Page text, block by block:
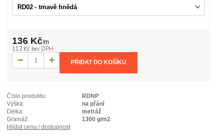
136 Kč/m
112 Kč bez DPH
PŘIDAT DO KOŠÍKU
Číslo produktu:
RDNP
Výška:
na přání
Délka:
metráž
Gramáž:
1300 g/m2
Hlídat cenu / dostupnost